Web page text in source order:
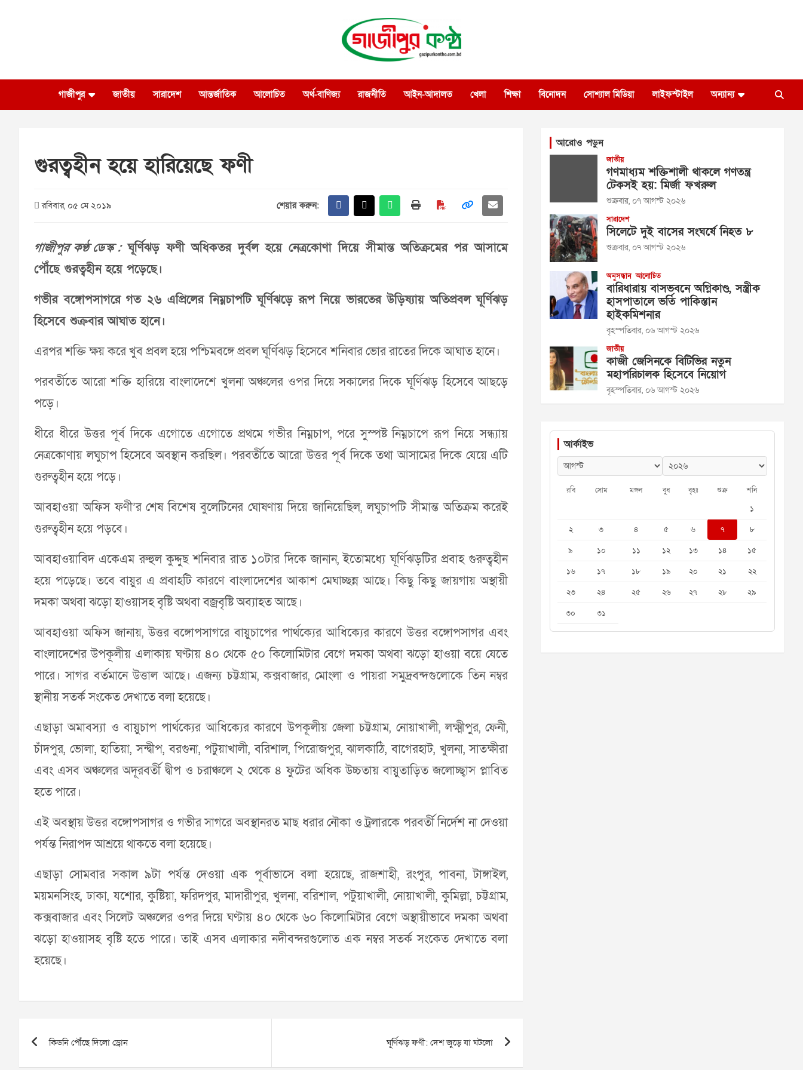
গাজীপুর কণ্ঠ
গাজীপুর জাতীয় সারাদেশ আন্তর্জাতিক আলোচিত অর্থ-বাণিজ্য রাজনীতি আইন-আদালত খেলা শিক্ষা বিনোদন সোশ্যাল মিডিয়া লাইফস্টাইল অন্যান্য
গুরত্বহীন হয়ে হারিয়েছে ফণী
রবিবার, ০৫ মে ২০১৯ শেয়ার করুন:
গাজীপুর কণ্ঠ ডেস্ক :ঘূর্ণিঝড় ফণী অধিকতর দুর্বল হয়ে নেত্রকোণা দিয়ে সীমান্ত অতিক্রমের পর আসামে
পৌঁছে গুরত্বহীন হয়ে পড়েছে।
গভীর বঙ্গোপসাগরে গত ২৬ এপ্রিলের নিম্নচাপটি ঘূর্ণিঝড়ে রূপ নিয়ে ভারতের উড়িষ্যায় অতিপ্রবল ঘূর্ণিঝড়
হিসেবে শুক্রবার আঘাত হানে।
এরপর শক্তি ক্ষয় করে খুব প্রবল হয়ে পশ্চিমবঙ্গে প্রবল ঘূর্ণিঝড় হিসেবে শনিবার ভোর রাতের দিকে আঘাত হানে।
পরবর্তীতে আরো শক্তি হারিয়ে বাংলাদেশে খুলনা অঞ্চলের ওপর দিয়ে সকালের দিকে ঘূর্ণিঝড় হিসেবে আছড়ে
পড়ে।
ধীরে ধীরে উত্তর পূর্ব দিকে এগোতে এগোতে প্রথমে গভীর নিম্নচাপ, পরে সুস্পষ্ট নিম্নচাপে রূপ নিয়ে সন্ধ্যায়
নেত্রকোণায় লঘুচাপ হিসেবে অবস্থান করছিল। পরবর্তীতে আরো উত্তর পূর্ব দিকে তথা আসামের দিকে যেয়ে এটি
গুরুত্বহীন হয়ে পড়ে।
আবহাওয়া অফিস ফণী’র শেষ বিশেষ বুলেটিনের ঘোষণায় দিয়ে জানিয়েছিল, লঘুচাপটি সীমান্ত অতিক্রম করেই
গুরুত্বহীন হয়ে পড়বে।
আবহাওয়াবিদ একেএম রুহুল কুদ্দুছ শনিবার রাত ১০টার দিকে জানান, ইতোমধ্যে ঘূর্ণিঝড়টির প্রবাহ গুরুত্বহীন
হয়ে পড়েছে। তবে বায়ুর এ প্রবাহটি কারণে বাংলাদেশের আকাশ মেঘাচ্ছন্ন আছে। কিছু কিছু জায়গায় অস্থায়ী
দমকা অথবা ঝড়ো হাওয়াসহ বৃষ্টি অথবা বজ্রবৃষ্টি অব্যাহত আছে।
আবহাওয়া অফিস জানায়, উত্তর বঙ্গোপসাগরে বায়ুচাপের পার্থক্যের আধিক্যের কারণে উত্তর বঙ্গোপসাগর এবং
বাংলাদেশের উপকূলীয় এলাকায় ঘণ্টায় ৪০ থেকে ৫০ কিলোমিটার বেগে দমকা অথবা ঝড়ো হাওয়া বয়ে যেতে
পারে। সাগর বর্তমানে উত্তাল আছে। এজন্য চট্টগ্রাম, কক্সবাজার, মোংলা ও পায়রা সমুদ্রবন্দগুলোকে তিন নম্বর
স্থানীয় সতর্ক সংকেত দেখাতে বলা হয়েছে।
এছাড়া অমাবস্যা ও বায়ুচাপ পার্থক্যের আধিক্যের কারণে উপকূলীয় জেলা চট্টগ্রাম, নোয়াখালী, লক্ষ্মীপুর, ফেনী,
চাঁদপুর, ভোলা, হাতিয়া, সন্দ্বীপ, বরগুনা, পটুয়াখালী, বরিশাল, পিরোজপুর, ঝালকাঠি, বাগেরহাট, খুলনা, সাতক্ষীরা
এবং এসব অঞ্চলের অদূরবর্তী দ্বীপ ও চরাঞ্চলে ২ থেকে ৪ ফুটের অধিক উচ্চতায় বায়ুতাড়িত জলোচ্ছ্বাস প্লাবিত
হতে পারে।
এই অবস্থায় উত্তর বঙ্গোপসাগর ও গভীর সাগরে অবস্থানরত মাছ ধরার নৌকা ও ট্রলারকে পরবর্তী নির্দেশ না দেওয়া
পর্যন্ত নিরাপদ আশ্রয়ে থাকতে বলা হয়েছে।
এছাড়া সোমবার সকাল ৯টা পর্যন্ত দেওয়া এক পূর্বাভাসে বলা হয়েছে, রাজশাহী, রংপুর, পাবনা, টাঙ্গাইল,
ময়মনসিংহ, ঢাকা, যশোর, কুষ্টিয়া, ফরিদপুর, মাদারীপুর, খুলনা, বরিশাল, পটুয়াখালী, নোয়াখালী, কুমিল্লা, চট্টগ্রাম,
কক্সবাজার এবং সিলেট অঞ্চলের ওপর দিয়ে ঘণ্টায় ৪০ থেকে ৬০ কিলোমিটার বেগে অস্থায়ীভাবে দমকা অথবা
ঝড়ো হাওয়াসহ বৃষ্টি হতে পারে। তাই এসব এলাকার নদীবন্দরগুলোত এক নম্বর সতর্ক সংকেত দেখাতে বলা
হয়েছে।
navigation
কিডনি পৌঁছে দিলো ড্রোন ঘূর্ণিঝড় ফণী: দেশ জুড়ে যা ঘটলো
আরোও পড়ুন
জাতীয়
গণমাধ্যম শক্তিশালী থাকলে গণতন্ত্র
টেকসই হয়: মির্জা ফখরুল
শুক্রবার, ০৭ আগস্ট ২০২৬
সারাদেশ
সিলেটে দুই বাসের সংঘর্ষে নিহত ৮
শুক্রবার, ০৭ আগস্ট ২০২৬
অনুসন্ধান আলোচিত
বারিধারায় বাসভবনে অগ্নিকাণ্ড, সস্ত্রীক
হাসপাতালে ভর্তি পাকিস্তান
হাইকমিশনার
বৃহস্পতিবার, ০৬ আগস্ট ২০২৬
জাতীয়
কাজী জেসিনকে বিটিভির নতুন
মহাপরিচালক হিসেবে নিয়োগ
বৃহস্পতিবার, ০৬ আগস্ট ২০২৬
আর্কাইভ
রবি সোম মঙ্গল বুধ বৃহঃ শুক্র শনি
১
২
৩ ৪ ৫ ৬ ৭
৮
৯
১০ ১১ ১২ ১৩ ১৪
১৫
১৬
১৭ ১৮ ১৯ ২০ ২১
২২
২৩
২৪ ২৫ ২৬ ২৭ ২৮
২৯
৩০
৩১